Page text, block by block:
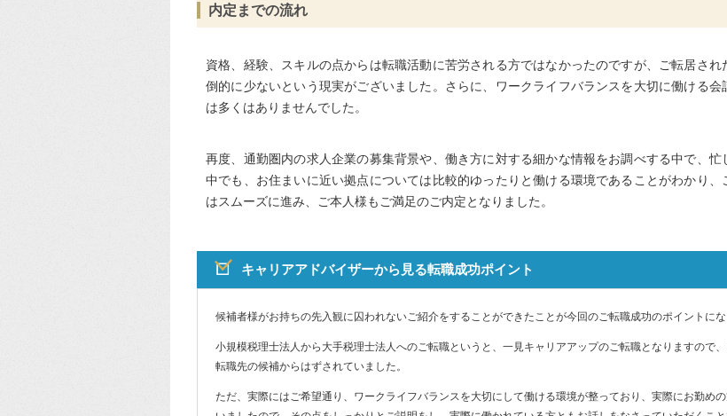
内定までの流れ
資格、経験、スキルの点からは転職活動に苦労される方ではなかったのですが、ご転居さ
倒的に少ないという現実がございました。さらに、ワークライフバランスを大切に働ける
は多くはありませんでした。
再度、通勤圏内の求人企業の募集背景や、働き方に対する細かな情報をお調べする中で、
中でも、お住まいに近い拠点については比較的ゆったりと働ける環境であることがわかり
はスムーズに進み、ご本人様もご満足のご内定となりました。
キャリアアドバイザーから見る転職成功ポイント
候補者様がお持ちの先入観に囚われないご紹介をすることができたことが今回のご転職成功のポイントにな
小規模税理士法人から大手税理士法人へのご転職というと、一見キャリアアップのご転職となりますので
転職先の候補からはずされていました。
ただ、実際にはご希望通り、ワークライフバランスを大切にして働ける環境が整っており、実際にお勤め